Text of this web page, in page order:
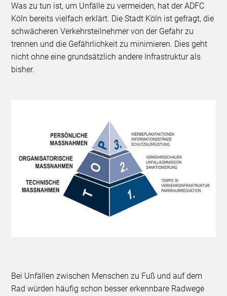
Was zu tun ist, um Unfälle zu vermeiden, hat der ADFC
Köln bereits vielfach erklärt. Die Stadt Köln ist gefragt, die
schwächeren Verkehrsteilnehmer von der Gefahr zu
trennen und die Gefährlichkeit zu minimieren. Dies geht
nicht ohne eine grundsätzlich andere Infrastruktur als
bisher.
Bei Unfällen zwischen Menschen zu Fuß und auf dem
Rad würden häufig schon besser erkennbare Radwege